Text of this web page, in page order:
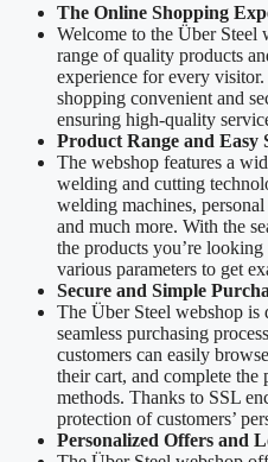
The Online Shopping
Welcome to the Über Steel
range of quality products
experience for every
shopping convenient and
ensuring high-quality
Product Range and Easy
The webshop features a
welding and cutting
welding machines,
and much more. With the
the products you’re
various parameters to get
Secure and Simple
The Über Steel webshop is
seamless purchasing
customers can easily
their cart, and complete the
methods. Thanks to SSL
protection of customers’
Personalized Offers and